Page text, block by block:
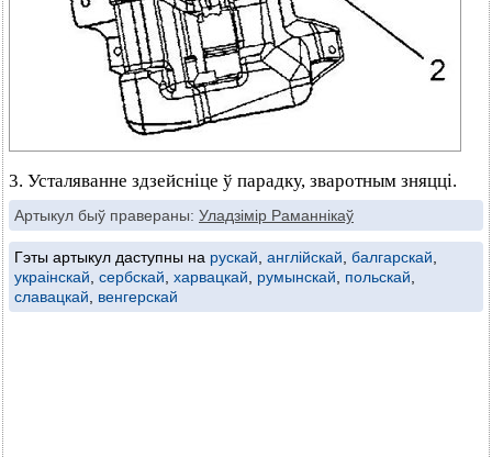
3. Усталяванне здзейсніце ў парадку, зваротным зняцці.
Артыкул быў правераны: Уладзімір Раманнікаў
Гэты артыкул даступны на рускай англійскай балгарскай
украінскай сербскай харвацкай румынскай польскай
славацкай
венгерскай